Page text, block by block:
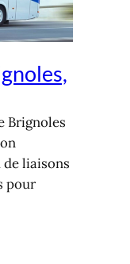
Brignoles
de liaisons
pour